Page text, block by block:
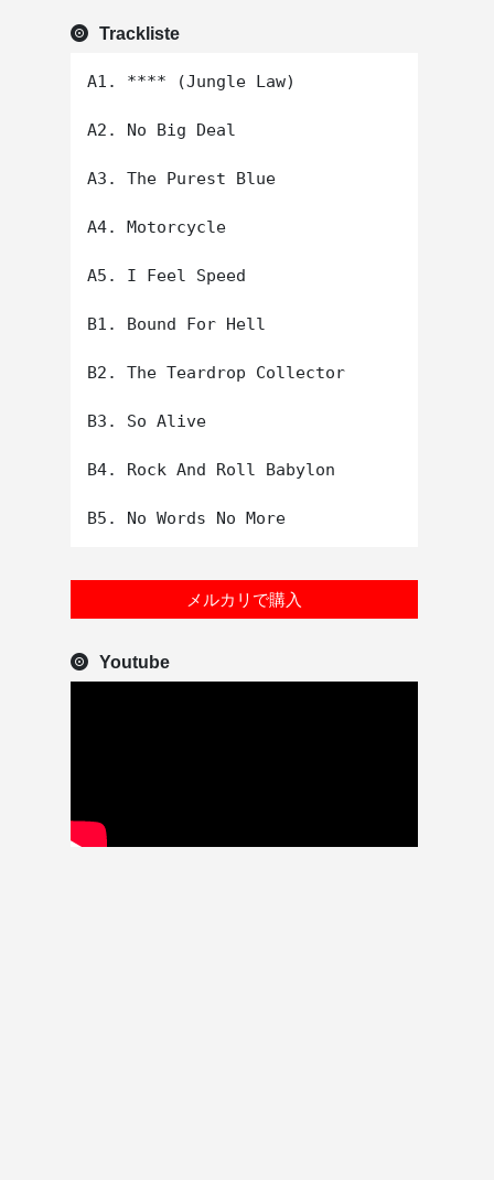
Trackliste
A1. **** (Jungle Law)
A2. No Big Deal
A3. The Purest Blue
A4. Motorcycle
A5. I Feel Speed
B1. Bound For Hell
B2. The Teardrop Collector
B3. So Alive
B4. Rock And Roll Babylon
メルカリで購入
Youtube